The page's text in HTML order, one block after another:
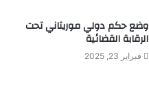
وضع حكم دولي موريتاني تحت
الرقابة القضائية
فبراير 23, 2025